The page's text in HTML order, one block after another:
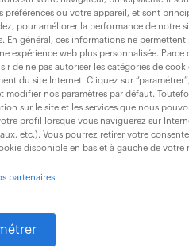
de banque (f/
intérim 7 mois
de devenir
client? Intégré(e) au
client...
préférences ou votre appareil, et sont
pour améliorer la performance de notre
En général, ces informations ne
expérience web plus personnalisée.
de ne pas autoriser les catégories de
du site Internet. Cliquez sur
modifier nos paramètres par défaut.
sur le site et les services que nous
profil lorsque vous naviguerez sur
etc.). Vous pourrez retirer votre
disponible en bas et à gauche de votre
partenaires